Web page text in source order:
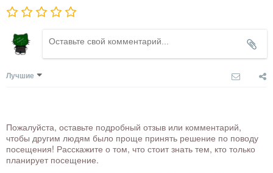
Лучшие
Пожалуйста, оставьте подробный отзыв или комментарий,
чтобы другим людям было проще принять решение по поводу
посещения! Расскажите о том, что стоит знать тем, кто только
планирует посещение.